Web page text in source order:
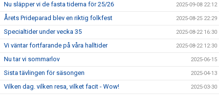
Nu släpper vi de fasta tiderna för 25/26 2025-09-08 22:12
Årets Prideparad blev en riktig folkfest 2025-08-25 22:29
Specialtider under vecka 35 2025-08-22 16:30
Vi väntar fortfarande på våra halltider 2025-08-22 12:30
Nu tar vi sommarlov 2025-06-15
Sista tävlingen för säsongen 2025-04-13
Vilken dag. vilken resa, vilket facit - Wow! 2025-03-30